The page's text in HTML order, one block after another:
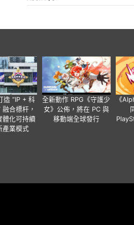
造 “IP + 科
合標杆，
體化可持續
產業模式
全新動作 RPG《守護少
女》公佈，將在 PC 與
移動端全球發行
《